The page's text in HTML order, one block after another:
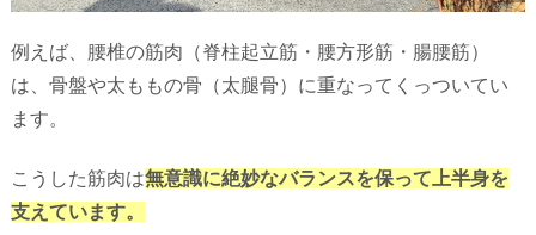
例えば、腰椎の筋肉（脊柱起立筋・腰方形筋・腸腰筋）
は、骨盤や太ももの骨（太腿骨）に重なってくっついてい
ます。
こうした筋肉は無意識に絶妙なバランスを保って上半身を
支えています。